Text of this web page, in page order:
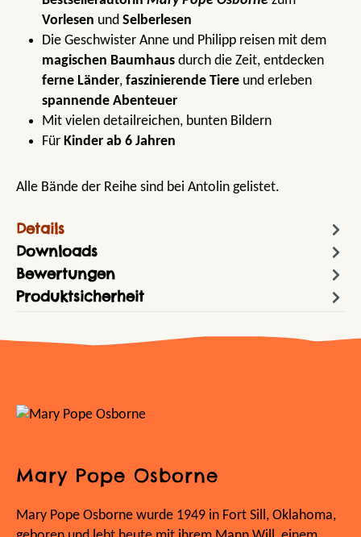
Vorlesen und Selberlesen
Die Geschwister Anne und Philipp reisen mit dem
magischen Baumhaus durch die Zeit, entdecken
ferne Länder, faszinierende Tiere und erleben
spannende Abenteuer
Mit vielen detailreichen, bunten Bildern
Für Kinder ab 6 Jahren
Alle Bände der Reihe sind bei Antolin gelistet.
Details
Downloads
Bewertungen
Produktsicherheit
Mary Pope Osborne
Mary Pope Osborne wurde 1949 in Fort Sill, Oklahoma,